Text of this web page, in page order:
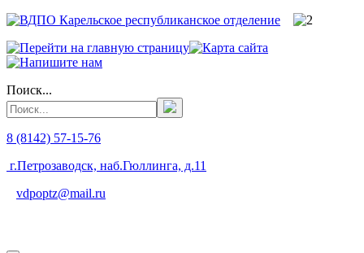
Поиск...
8 (8142) 57-15-76
г.Петрозаводск, наб.Гюллинга, д.11
vdpoptz@mail.ru